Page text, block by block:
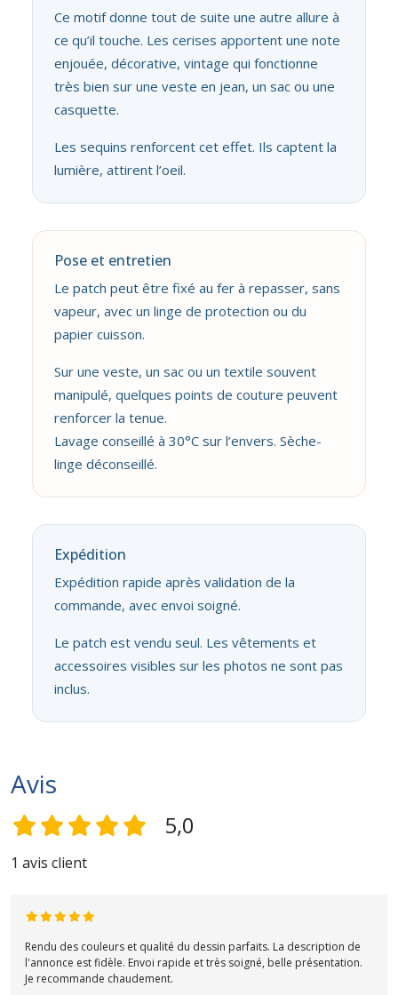
Ce motif donne tout de suite une autre allure à
ce qu’il touche. Les cerises apportent une note
enjouée, décorative, vintage qui fonctionne
très bien sur une veste en jean, un sac ou une
casquette.
Les sequins renforcent cet effet. Ils captent la
lumière, attirent l’oeil.
Pose et entretien
Le patch peut être fixé au fer à repasser, sans
vapeur, avec un linge de protection ou du
papier cuisson.
Sur une veste, un sac ou un textile souvent
manipulé, quelques points de couture peuvent
renforcer la tenue.
Lavage conseillé à 30°C sur l’envers. Sèche-
linge déconseillé.
Expédition
Expédition rapide après validation de la
commande, avec envoi soigné.
Le patch est vendu seul. Les vêtements et
accessoires visibles sur les photos ne sont pas
inclus.
Avis
5,0
1 avis client
Rendu des couleurs et qualité du dessin parfaits. La description de
l'annonce est fidèle. Envoi rapide et très soigné, belle présentation.
Je recommande chaudement.